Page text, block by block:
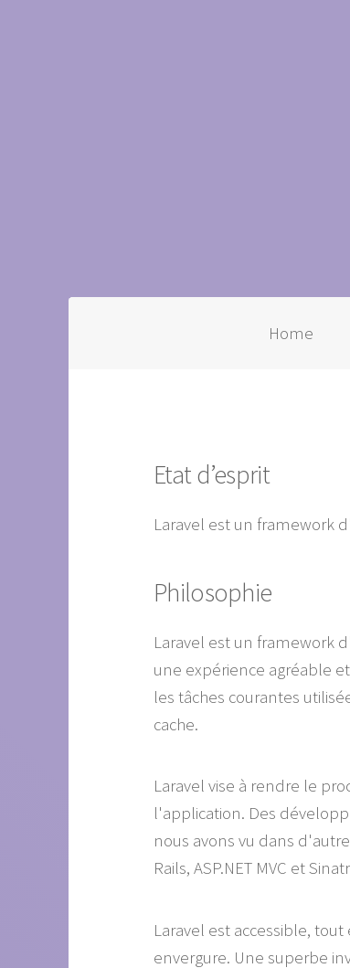
Home
Etat d’esprit
Laravel est un framework
Philosophie
Laravel est un framework
une expérience agréable
les tâches courantes
cache.
Laravel vise à rendre le
l'application. Des
nous avons vu dans
Rails, ASP.NET MVC et
Laravel est accessible,
envergure. Une superbe